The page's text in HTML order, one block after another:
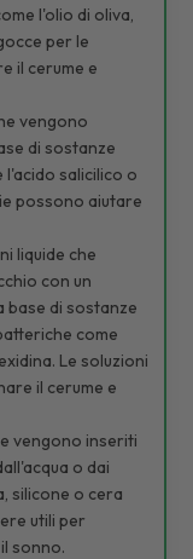
l'olio di oliva,
per le
il cerume e
vengono
di sostanze
salicilico o
possono aiutare
liquide che
con un
base di sostanze
come
Le soluzioni
il cerume e
vengono inseriti
o dai
silicone o cera
utili per
sonno.